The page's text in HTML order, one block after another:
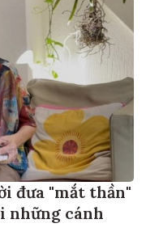
đưa "mắt thần"
những cánh